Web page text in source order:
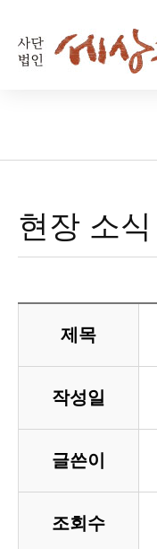
현장 소식
제목
작성일
글쓴이
조회수